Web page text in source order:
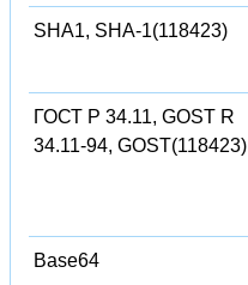
SHA1, SHA-1(118423)
ГОСТ Р 34.11, GOST R
34.11-94, GOST(118423)
Base64